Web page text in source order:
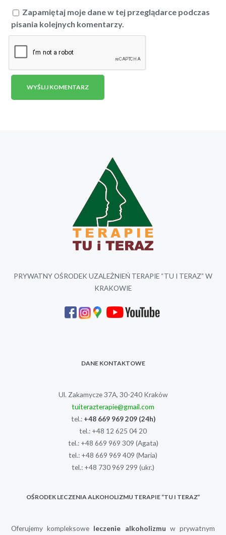
Zapamiętaj moje dane w tej przeglądarce podczas
pisania kolejnych komentarzy.
PRYWATNY OŚRODEK UZALEŻNIEŃ TERAPIE “TU I TERAZ” W
KRAKOWIE
DANE KONTAKTOWE
Ul. Zakamycze 37A, 30-240 Kraków
tuiterazterapie@gmail.com
tel.: +48 669 969 209(24h)
tel.: +48 12 625 04 20
tel.: +48 669 969 309 (Agata)
tel.: +48 669 969 409 (Maria)
tel.: +48 730 969 299 (ukr.)
OŚRODEK LECZENIA ALKOHOLIZMU TERAPIE “TU I TERAZ”
Oferujemy kompleksowe leczenie alkoholizmu w prywatnym